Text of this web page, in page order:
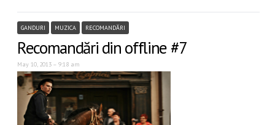
GANDURI MUZICA RECOMANDĂRI
Recomandări din offline #7
May 10, 2013 – 9:18 am